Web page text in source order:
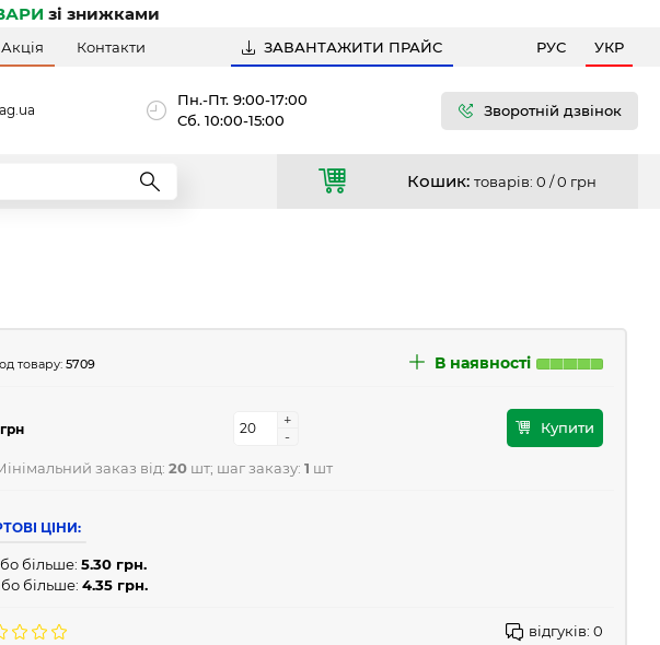
зі знижками
Акція Контакти ЗАВАНТАЖИТИ ПРАЙС РУС УКР
Пн.-Пт. 9:00-17:00
Сб. 10:00-15:00
Зворотній дзвінок
Кошик: товарів: 0 /0 грн
товару: 5709 В наявності
грн
+
-
+
-
Купити
заказ від: 20 шт; шаг заказу: 1 шт
ЦІНИ:
більше: 5.30 грн.
більше: 4.35 грн.
відгуків: 0